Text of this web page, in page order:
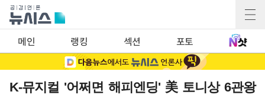
메인 랭킹 섹션 포토
K-뮤지컬 '어쩌면 해피엔딩' 美 토니상 6관왕